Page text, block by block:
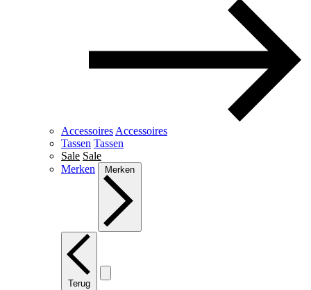
Accessoires Accessoires
Tassen Tassen
Sale Sale
Merken
Merken
Terug